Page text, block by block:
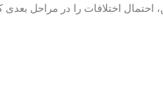
اختلافات را در مراحل